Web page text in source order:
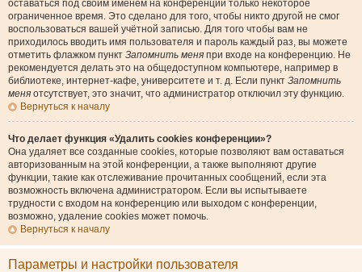
оставаться под своим именем на конференции только некоторое
ограниченное время. Это сделано для того, чтобы никто другой не смог
воспользоваться вашей учётной записью. Для того чтобы вам не
приходилось вводить имя пользователя и пароль каждый раз, вы можете
отметить флажком пункт Запомнить меня при входе на конференцию. Не
рекомендуется делать это на общедоступном компьютере, например в
библиотеке, интернет-кафе, университете и т. д. Если пункт Запомнить
меня отсутствует, это значит, что администратор отключил эту функцию.
Вернуться к началу
Что делает функция «Удалить cookies конференции»?
Она удаляет все созданные cookies, которые позволяют вам оставаться
авторизованным на этой конференции, а также выполняют другие
функции, такие как отслеживание прочитанных сообщений, если эта
возможность включена администратором. Если вы испытываете
трудности с входом на конференцию или выходом с конференции,
возможно, удаление cookies может помочь.
Вернуться к началу
Параметры и настройки пользователя